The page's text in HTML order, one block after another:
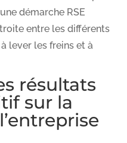
démarche RSE
entre les différents
lever les freins et à
résultats
sur la